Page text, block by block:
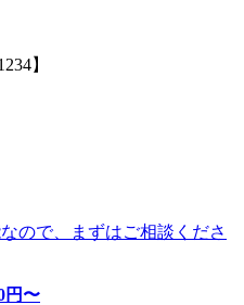
】
ので、まずはご相談くださ
円〜